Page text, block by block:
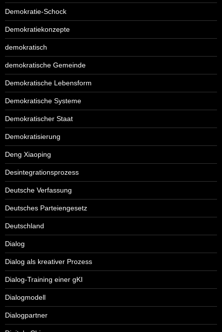
Demokratie-Schock
Demokratiekonzepte
demokratisch
demokratische Gemeinde
Demokratische Lebensform
Demokratische Systeme
Demokratischer Staat
Demokratisierung
Deng Xiaoping
Desintegrationsprozess
Deutsche Verfassung
Deutsches Parteiengesetz
Deutschland
Dialog
Dialog als kreativer Prozess
Dialog-Training einer gKI
Dialogmodell
Dialogpartner